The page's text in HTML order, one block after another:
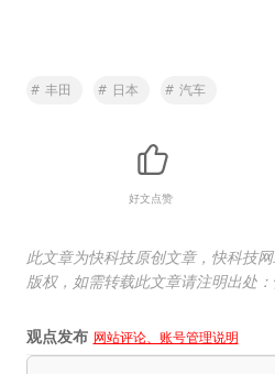
# 丰田 # 日本 # 汽车
好文点赞
此文章为快科技原创文章，快科技
版权，如需转载此文章请注明出处
观点发布 网站评论、账号管理说明